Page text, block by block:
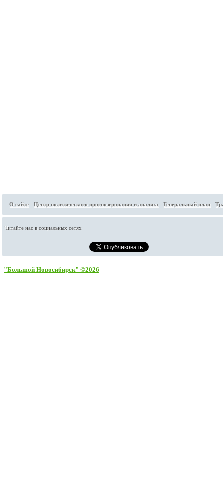
О сайте Центр политического прогнозирования и анализа Генеральный план
Читайте нас в социальных сетях
"Большой Новосибирск" ©2026